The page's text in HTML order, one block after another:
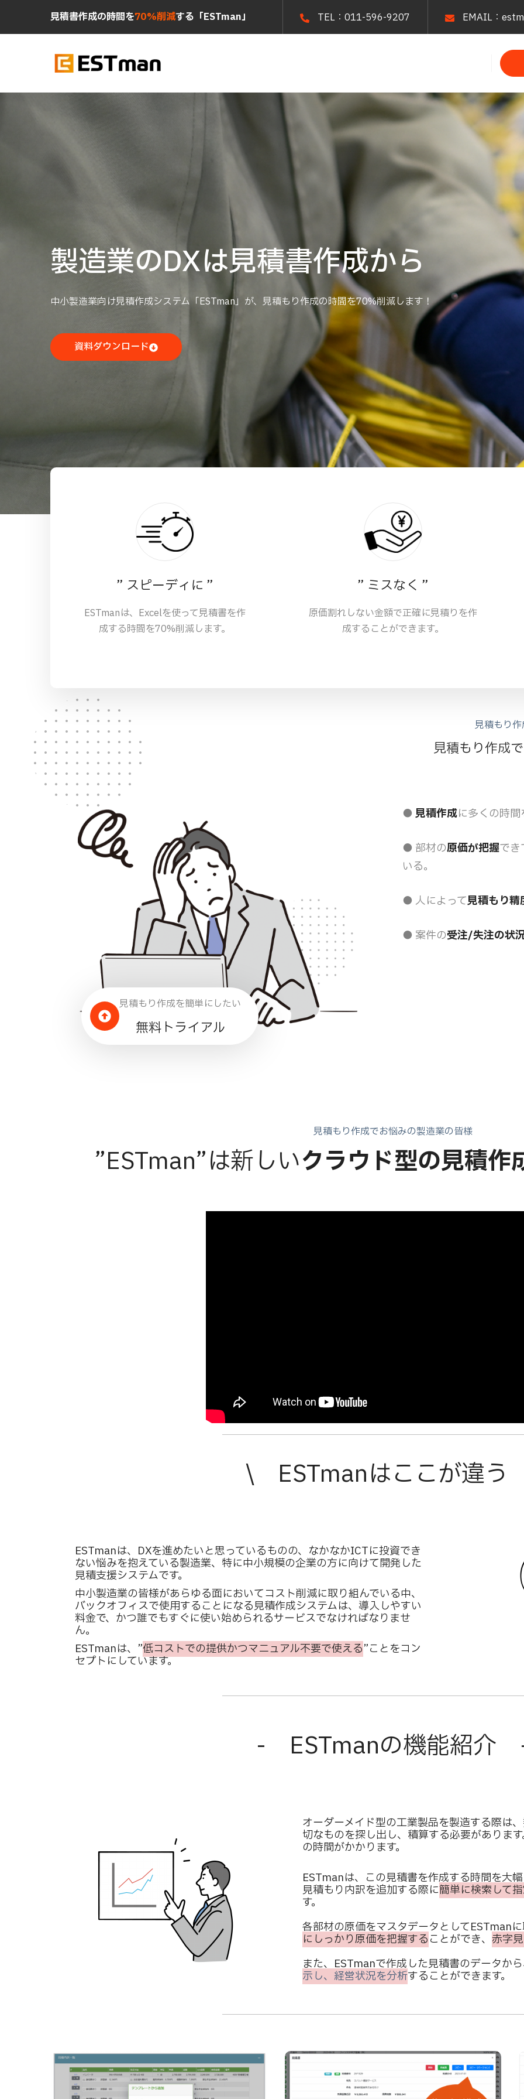
見積書作成の時間を70%削減する「ESTman」 TEL：011-596-9207 EMAIL：
無料トライアル受付中
無料トライアル
製造業のDXは見積書作成から
中小製造業向け見積作成システム「ESTman」が、見積もり作成の時間を70%削減します！
資料ダウンロード
無料トライアル受付中
無料トライアル
製造業のDXは見積書作成から
中小製造業向け見積作成システム「ESTman」が、見積もり作成の時間を70%削減します！
資料ダウンロード
” スピーディに ”
ESTmanは、Excelを使って見積書を作
成する時間を70%削減します。
” ミスなく ”
原価割れしない金額で正確に見積りを作
成することができます。
見積もり作成を簡単にしたい
無料トライアル
見積もり
見積もり作成
● 見積作成に多くの時
● 部材の原価が把握でき
いる。
● 人によって見積もり精
● 案件の受注/失注の状
見積もり作成でお悩みの製造業の皆様
”ESTman”は新しいクラウド型の見積作
\ ESTmanはここが違
ESTmanは、DXを進めたいと思っているものの、なかなかICTに投資でき
ない悩みを抱えている製造業、特に中小規模の企業の方に向けて開発した
見積支援システムです。
中小製造業の皆様があらゆる面においてコスト削減に取り組んでいる中、
バックオフィスで使用することになる見積作成システムは、導入しやすい
料金で、かつ誰でもすぐに使い始められるサービスでなければなりませ
ん。
ESTmanは、”低コストでの提供かつマニュアル不要で使える”ことをコン
セプトにしています。
- ESTmanの機能紹介
オーダーメイド型の工業製品を製造する際は
切なものを探し出し、積算する必要がありま
の時間がかかります。
ESTmanは、この見積書を作成する時間を大
見積もり内訳を追加する際に簡単に検索して
す。
各部材の原価をマスタデータとしてESTman
にしっかり原価を把握することができ、赤字
また、ESTmanで作成した見積書のデータか
示し、経営状況を分析することができます。